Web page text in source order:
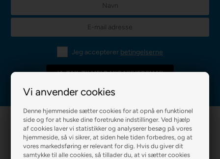
Vi anvender cookies
Denne hjemmeside sætter cookies for at opnå en funktionel
side og for at huske dine foretrukne indstillinger. Ved hjælp
af cookies laver vi statistikker og analyserer besøg på vores
hjemmeside, så vi sikrer, at siden hele tiden forbedres, og at
vores markedsføring er relevant for dig. Hvis du giver dit
samtykke til alle cookies, så tillader du, at vi sætter cookies
Jeg accepterer betingelserne